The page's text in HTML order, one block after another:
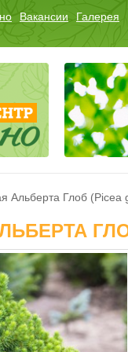
Вакансии
Галерея
Альберта Глоб (Picea
ГЛОБ